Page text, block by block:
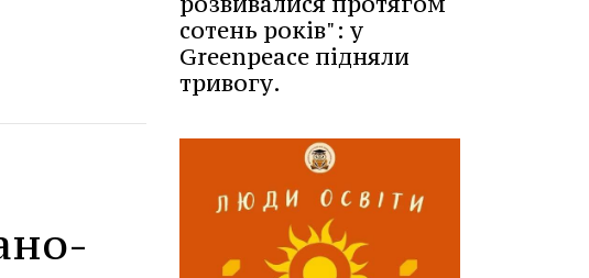
сотень років": у
Greenpeace підняли
тривогу.